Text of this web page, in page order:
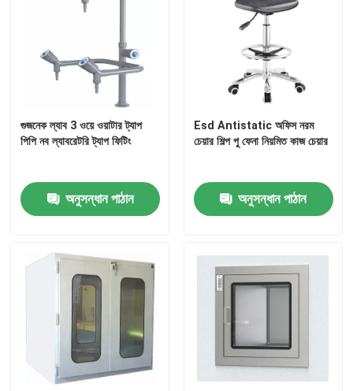
কারখানা ভ্রমণ
মান নিয়ন্ত্রণ
যোগাযোগ করুন
আধুনিক ল্যাবরেটরি আসবাবপত্র
স্কুল ল্যাবরেটরি আসবাবপত্র
ল্যাবরেটরি আইল্যান্ড বেঞ্চ
গুজনেক ল্যাব 3 ওয়ে ওয়াটার ট্যাপ
পিপি নব ল্যাবরেটরি ট্যাপ ফিটিং
অনুসন্ধান পাঠান
Esd Antistatic অফিস নরম
চেয়ার শিল্প পু ফেনা নিয়মিত কাজ চেয়ার
অনুসন্ধান পাঠান